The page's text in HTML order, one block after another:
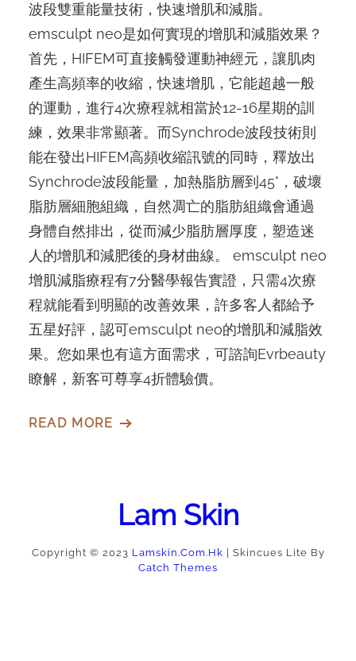
波段雙重能量技術，快速增肌和減脂。
emsculpt neo是如何實現的增肌和減脂效果？
首先，HIFEM可直接觸發運動神經元，讓肌肉
產生高頻率的收縮，快速增肌，它能超越一般
的運動，進行4次療程就相當於12-16星期的訓
練，效果非常顯著。而Synchrode波段技術則
能在發出HIFEM高頻收縮訊號的同時，釋放出
Synchrode波段能量，加熱脂肪層到45°，破壞
脂肪層細胞組織，自然凋亡的脂肪組織會通過
身體自然排出，從而減少脂肪層厚度，塑造迷
人的增肌和減肥後的身材曲線。 emsculpt neo
增肌減脂療程有7分醫學報告實證，只需4次療
程就能看到明顯的改善效果，許多客人都給予
五星好評，認可emsculpt neo的增肌和減脂效
果。您如果也有這方面需求，可諮詢Evrbeauty
瞭解，新客可尊享4折體驗價。
READ MORE
Lam Skin
Copyright © 2023 Lamskin.com.hk
Skincues Lite By
Catch Themes